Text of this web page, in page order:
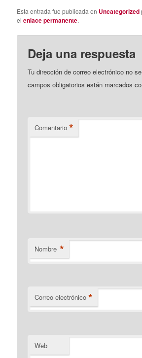
Esta entrada fue publicada en Uncategorized
elenlace permanente.
Deja una respuesta
Tu dirección de correo electrónico no
campos obligatorios están marcados
Comentario *
Nombre *
Correo electrónico *
Web